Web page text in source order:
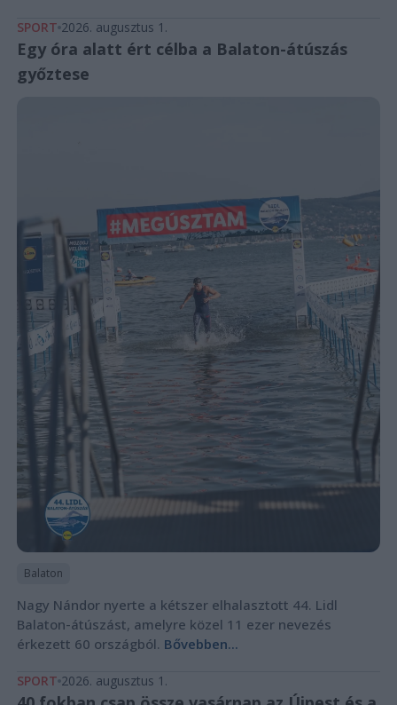
SPORT 2026. augusztus 1.
Egy óra alatt ért célba a Balaton-átúszás
győztese
Balaton
Nagy Nándor nyerte a kétszer elhalasztott 44. Lidl
Balaton-átúszást, amelyre közel 11 ezer nevezés
érkezett 60 országból. Bővebben...
SPORT 2026. augusztus 1.